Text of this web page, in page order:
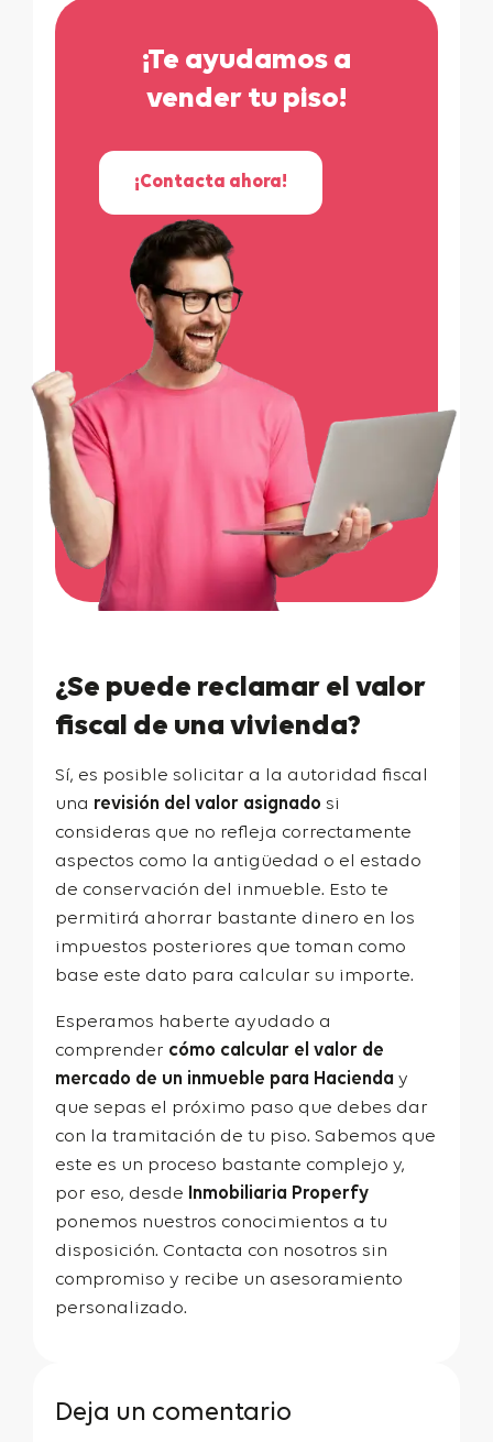
¡Te ayudamos a
vender tu piso!
¡Contacta ahora!
¿Se puede reclamar el valor
fiscal de una vivienda?
Sí, es posible solicitar a la autoridad fiscal
una revisión del valor asignado si
consideras que no refleja correctamente
aspectos como la antigüedad o el estado
de conservación del inmueble. Esto te
permitirá ahorrar bastante dinero en los
impuestos posteriores que toman como
base este dato para calcular su importe.
Esperamos haberte ayudado a
comprender cómo calcular el valor de
mercado de un inmueble para Hacienda y
que sepas el próximo paso que debes dar
con la tramitación de tu piso. Sabemos que
este es un proceso bastante complejo y,
por eso, desde Inmobiliaria Properfy
ponemos nuestros conocimientos a tu
disposición. Contacta con nosotros sin
compromiso y recibe un asesoramiento
personalizado.
Deja un comentario